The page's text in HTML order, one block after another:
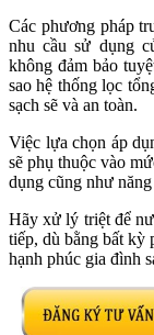
Các phương pháp
nhu cầu sử dụng
không đảm bảo
sao hệ thống lọc
sạch sẽ và an toàn.
Việc lựa chọn áp
sẽ phụ thuộc vào
dụng cũng như
Hãy xử lý triệt để
tiếp, dù bằng bất kỳ
hạnh phúc gia đình